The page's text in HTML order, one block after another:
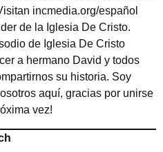
incmedia.org/español
de la Iglesia De Cristo.
de Iglesia De Cristo
a hermano David y todos
su historia. Soy
aquí, gracias por unirse
vez!